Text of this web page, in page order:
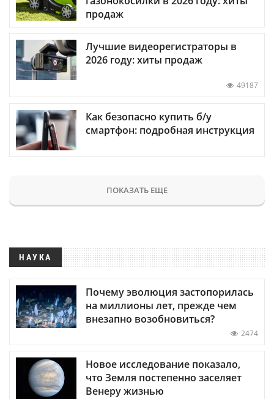
продаж
Лучшие видеорегистраторы в
2026 году: хиты продаж
49187
Как безопасно купить б/у
смартфон: подробная инструкция
ПОКАЗАТЬ ЕЩЕ
НАУКА
Почему эволюция застопорилась
на миллионы лет, прежде чем
внезапно возобновиться?
2474
Новое исследование показало,
что Земля постепенно заселяет
Венеру жизнью